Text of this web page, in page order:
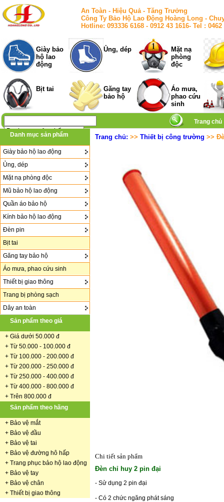
An Toàn - Hiệu Quả - Tăng Trưởng
Công Ty Bảo Hộ Lao Động Hoàng Long -
Hotline: 093336 6168 - 0912 43 1616- Tel :
Giày bảo
hộ lao
động
Ủng, dép
Mặt nạ
phòng
độc
Bịt tai
Găng tay
bảo hộ
Áo mưa,
phao cứu
sinh
Trang chủ
Danh mục sản phẩm
Giày bảo hộ lao động
Ủng, dép
Mặt nạ phòng độc
Mũ bảo hộ lao động
Quần áo bảo hộ
Kính bảo hộ lao động
Đèn pin
Bịt tai
Găng tay bảo hộ
Áo mưa, phao cứu sinh
Thiết bị giao thông
Trang bị phòng sạch
Dây an toàn
Sản phẩm theo giá
+ Giá dưới 50.000 đ
+ Từ 50.000 - 100.000 đ
+ Từ 100.000 - 200.000 đ
+ Từ 200.000 - 250.000 đ
+ Từ 250.000 - 400.000 đ
+ Từ 400.000 - 800.000 đ
+ Trên 800.000 đ
Sản phẩm theo hãng
+ Bảo vệ mắt
+ Bảo vệ đầu
+ Bảo vệ tai
+ Bảo vệ đường hô hấp
+ Trang phục bảo hộ lao động
+ Bảo vệ tay
+ Bảo vệ chân
+ Thiết bị giao thông
Trang chủ: >> Thiết bị công trường >>
Chi tiết sản phẩm
Đèn chỉ huy 2 pin đại
- Sử dụng 2 pin đại
- Có 2 chức ngăng phát sáng